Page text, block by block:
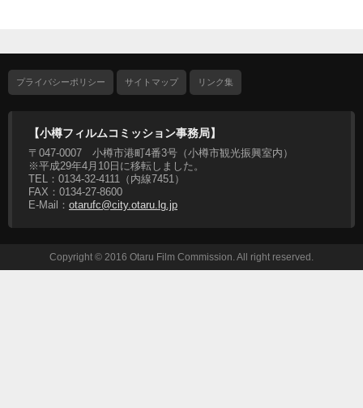
プライバシーポリシー サイトマップ リンク集
【小樽フィルムコミッション事務局】
〒047-0007 小樽市港町4番3号（小樽市観光振興室内）
※平成29年4月10日に移転しました。
TEL：0134-32-4111（内線7451）
FAX：0134-27-8600
E-Mail： otarufc@city.otaru.lg.jp
Copyright © 2016 Otaru Film Commission. All right reserved.